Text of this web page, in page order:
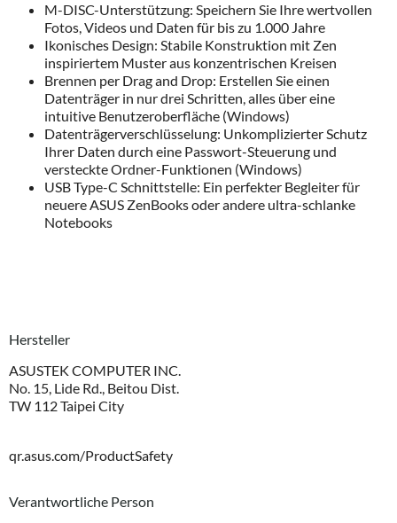
M-DISC-Unterstützung: Speichern Sie Ihre wertvollen
Fotos, Videos und Daten für bis zu 1.000 Jahre
Ikonisches Design: Stabile Konstruktion mit Zen
inspiriertem Muster aus konzentrischen Kreisen
Brennen per Drag and Drop: Erstellen Sie einen
Datenträger in nur drei Schritten, alles über eine
intuitive Benutzeroberfläche (Windows)
Datenträgerverschlüsselung: Unkomplizierter Schutz
Ihrer Daten durch eine Passwort-Steuerung und
versteckte Ordner-Funktionen (Windows)
USB Type-C Schnittstelle: Ein perfekter Begleiter für
neuere ASUS ZenBooks oder andere ultra-schlanke
Notebooks
Hersteller
ASUSTEK COMPUTER INC.
No. 15, Lide Rd., Beitou Dist.
TW 112 Taipei City
qr.asus.com/ProductSafety
Verantwortliche Person